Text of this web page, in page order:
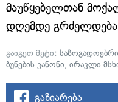
მაუწყებელთან
დღემდე
გაიგეთ მეტი:
ბუნების კანონი, ირაკლი
გაზიარება